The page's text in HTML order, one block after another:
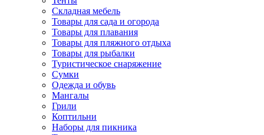
Складная мебель
Товары для сада и огорода
Товары для плавания
Товары для пляжного отдыха
Товары для рыбалки
Туристическое снаряжение
Сумки
Одежда и обувь
Мангалы
Грили
Коптильни
Наборы для пикника